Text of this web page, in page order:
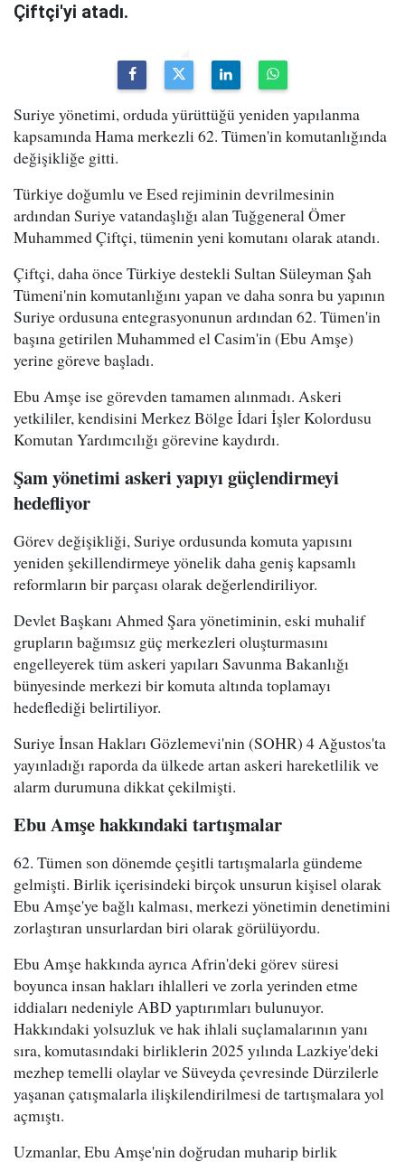
Çiftçi'yi atadı.
Suriye yönetimi, orduda yürüttüğü yeniden yapılanma
kapsamında Hama merkezli 62. Tümen'in komutanlığında
değişikliğe gitti.
Türkiye doğumlu ve Esed rejiminin devrilmesinin
ardından Suriye vatandaşlığı alan Tuğgeneral Ömer
Muhammed Çiftçi, tümenin yeni komutanı olarak atandı.
Çiftçi, daha önce Türkiye destekli Sultan Süleyman Şah
Tümeni'nin komutanlığını yapan ve daha sonra bu yapının
Suriye ordusuna entegrasyonunun ardından 62. Tümen'in
başına getirilen Muhammed el Casim'in (Ebu Amşe)
yerine göreve başladı.
Ebu Amşe ise görevden tamamen alınmadı. Askeri
yetkililer, kendisini Merkez Bölge İdari İşler Kolordusu
Komutan Yardımcılığı görevine kaydırdı.
Şam yönetimi askeri yapıyı güçlendirmeyi
hedefliyor
Görev değişikliği, Suriye ordusunda komuta yapısını
yeniden şekillendirmeye yönelik daha geniş kapsamlı
reformların bir parçası olarak değerlendiriliyor.
Devlet Başkanı Ahmed Şara yönetiminin, eski muhalif
grupların bağımsız güç merkezleri oluşturmasını
engelleyerek tüm askeri yapıları Savunma Bakanlığı
bünyesinde merkezi bir komuta altında toplamayı
hedeflediği belirtiliyor.
Suriye İnsan Hakları Gözlemevi'nin (SOHR) 4 Ağustos'ta
yayınladığı raporda da ülkede artan askeri hareketlilik ve
alarm durumuna dikkat çekilmişti.
Ebu Amşe hakkındaki tartışmalar
62. Tümen son dönemde çeşitli tartışmalarla gündeme
gelmişti. Birlik içerisindeki birçok unsurun kişisel olarak
Ebu Amşe'ye bağlı kalması, merkezi yönetimin denetimini
zorlaştıran unsurlardan biri olarak görülüyordu.
Ebu Amşe hakkında ayrıca Afrin'deki görev süresi
boyunca insan hakları ihlalleri ve zorla yerinden etme
iddiaları nedeniyle ABD yaptırımları bulunuyor.
Hakkındaki yolsuzluk ve hak ihlali suçlamalarının yanı
sıra, komutasındaki birliklerin 2025 yılında Lazkiye'deki
mezhep temelli olaylar ve Süveyda çevresinde Dürzilerle
yaşanan çatışmalarla ilişkilendirilmesi de tartışmalara yol
açmıştı.
Uzmanlar, Ebu Amşe'nin doğrudan muharip birlik